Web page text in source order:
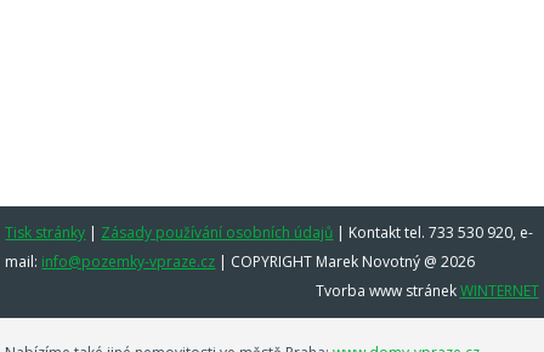
Tisk stránky | Zásady používání osobních údajů | Kontakt tel. 733 530 920, e-
mail: info@pozemky-vpraze.cz | COPYRIGHT Marek Novotný @ 2026
Tvorba www stránekWINTERNET